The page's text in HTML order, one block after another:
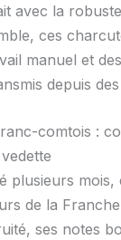
avec la
ces
manuel et
depuis
comtois :
plusieurs mois,
de la
ses notes